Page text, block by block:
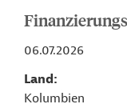
06.07.2026
Land
Kolumbien